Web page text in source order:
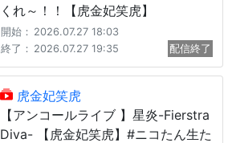
くれ～！！【虎金妃笑虎】
開始： 2026.07.27 18:03
終了： 2026.07.27 19:35 配信終了
虎金妃笑虎
【アンコールライブ 】星炎-Fierstra
Diva- 【虎金妃笑虎】#ニコたん生た